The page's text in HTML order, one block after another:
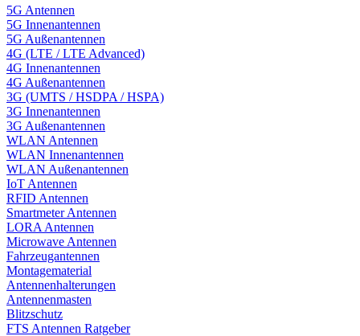
5G Antennen
5G Innenantennen
5G Außenantennen
4G (LTE / LTE Advanced)
4G Innenantennen
4G Außenantennen
3G (UMTS / HSDPA / HSPA)
3G Innenantennen
3G Außenantennen
WLAN Antennen
WLAN Innenantennen
WLAN Außenantennen
IoT Antennen
RFID Antennen
Smartmeter Antennen
LORA Antennen
Microwave Antennen
Fahrzeugantennen
Montagematerial
Antennenhalterungen
Antennenmasten
Blitzschutz
FTS Antennen Ratgeber